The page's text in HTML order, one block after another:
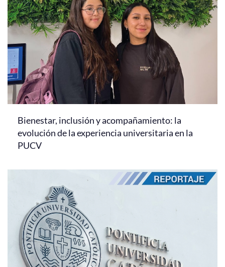
Bienestar, inclusión y acompañamiento: la
evolución de la experiencia universitaria en la
PUCV